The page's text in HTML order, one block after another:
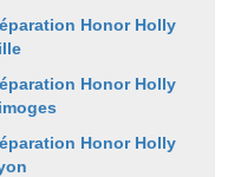
Honor Holly
Honor Holly
Honor Holly